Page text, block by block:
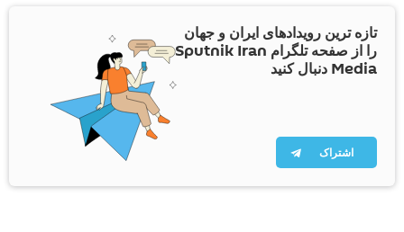
تازه ترین رویدادهای ایران و جهان
را از صفحه تلگرام Sputnik Iran
Media دنبال کنید
اشتراک